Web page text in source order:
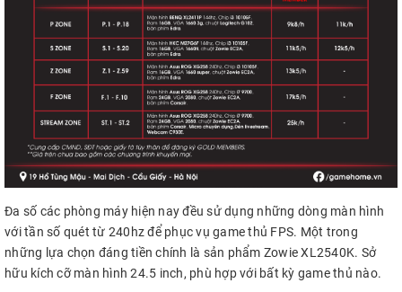
Đa số các phòng máy hiện nay đều sử dụng những dòng màn hình
với tần số quét từ 240hz để phục vụ game thủ FPS. Một trong
những lựa chọn đáng tiền chính là sản phẩm Zowie XL2540K. Sở
hữu kích cỡ màn hình 24.5 inch, phù hợp với bất kỳ game thủ nào.